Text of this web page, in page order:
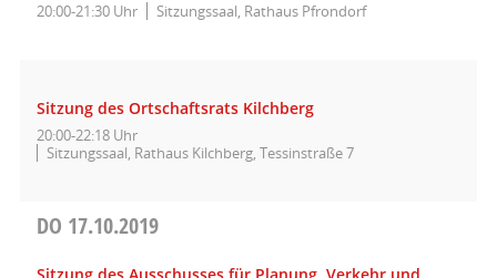
20:00-21:30 Uhr Sitzungssaal, Rathaus Pfrondorf
Sitzung des Ortschaftsrats Kilchberg
20:00-22:18 Uhr
Sitzungssaal, Rathaus Kilchberg, Tessinstraße 7
DO 17.10.2019